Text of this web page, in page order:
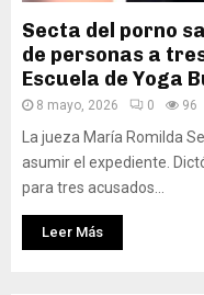
Secta del porno
de personas a
Escuela de Yoga
8 mayo, 2026 0 96
La jueza María Romilda
asumir el expediente.
para tres acusados...
Leer Más